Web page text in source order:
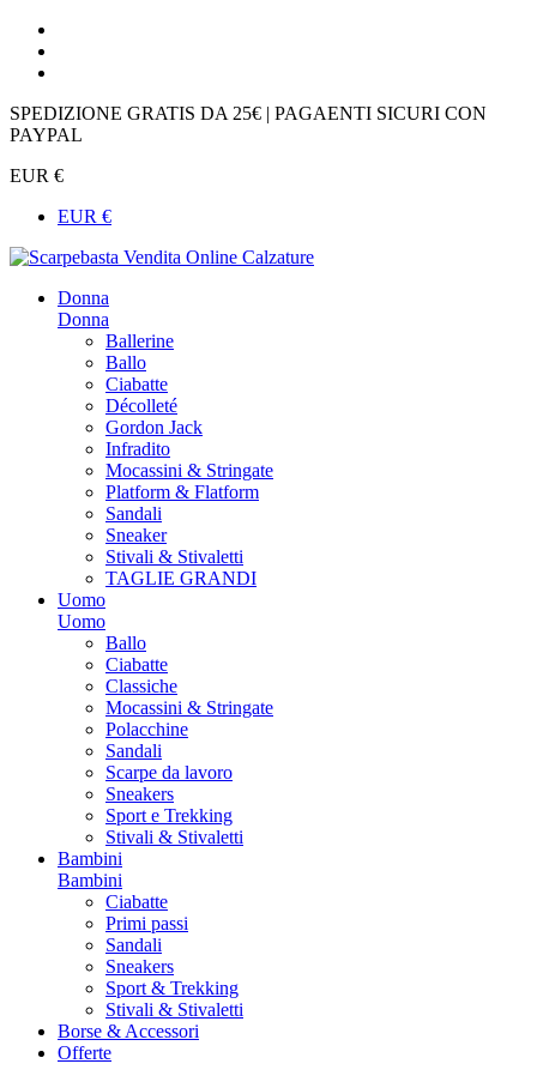
SPEDIZIONE GRATIS DA 25€ | PAGAENTI SICURI CON
PAYPAL
EUR €
EUR €
Donna
Donna
Ballerine
Ballo
Ciabatte
Décolleté
Gordon Jack
Infradito
Mocassini & Stringate
Platform & Flatform
Sandali
Sneaker
Stivali & Stivaletti
TAGLIE GRANDI
Uomo
Uomo
Ballo
Ciabatte
Classiche
Mocassini & Stringate
Polacchine
Sandali
Scarpe da lavoro
Sneakers
Sport e Trekking
Stivali & Stivaletti
Bambini
Bambini
Ciabatte
Primi passi
Sandali
Sneakers
Sport & Trekking
Stivali & Stivaletti
Borse & Accessori
Offerte